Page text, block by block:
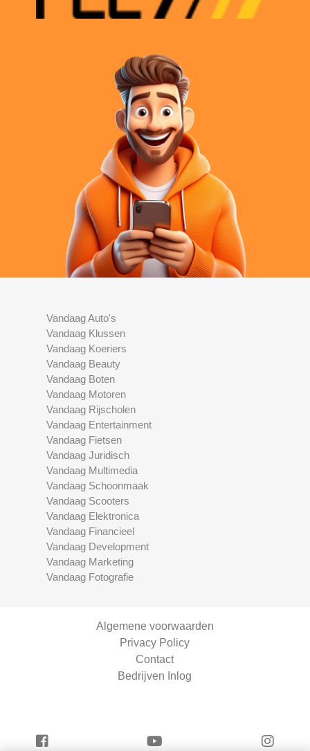
Vandaag Auto's
Vandaag Klussen
Vandaag Koeriers
Vandaag Beauty
Vandaag Boten
Vandaag Motoren
Vandaag Rijscholen
Vandaag Entertainment
Vandaag Fietsen
Vandaag Juridisch
Vandaag Multimedia
Vandaag Schoonmaak
Vandaag Scooters
Vandaag Elektronica
Vandaag Financieel
Vandaag Development
Vandaag Marketing
Vandaag Fotografie
Algemene voorwaarden
Privacy Policy
Contact
Bedrijven Inlog